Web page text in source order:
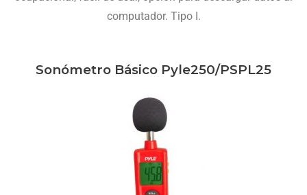
computador. Tipo I.
Sonómetro Básico Pyle250/PSPL25